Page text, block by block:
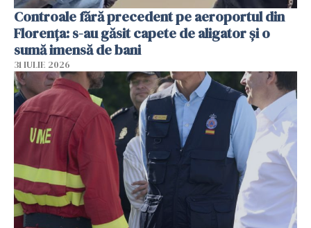
Controale fără precedent pe aeroportul din
Florența: s-au găsit capete de aligator și o
sumă imensă de bani
31 IULIE 2026